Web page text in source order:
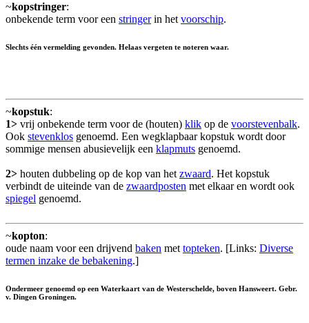
~kopstringer:
onbekende term voor een stringerin het voorschip.
Slechts één vermelding gevonden. Helaas vergeten te noteren waar.
~kopstuk:
1> vrij onbekende term voor de (houten) klik op de voorstevenbalk.
Ook stevenklos genoemd. Een wegklapbaar kopstuk wordt door
sommige mensen abusievelijk een klapmuts genoemd.
2> houten dubbeling op de kop van het zwaard. Het kopstuk
verbindt de uiteinde van de zwaardposten met elkaar en wordt ook
spiegel genoemd.
~kopton:
oude naam voor een drijvend baken met topteken. [Links: Diverse
termen inzake de bebakening.]
Ondermeer genoemd op een Waterkaart van de Westerschelde, boven Hansweert. Gebr.
v. Dingen Groningen.